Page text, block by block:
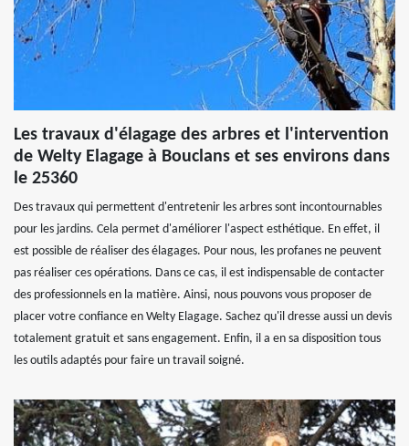
Les travaux d'élagage des arbres et l'intervention
de Welty Elagage à Bouclans et ses environs dans
le 25360
Des travaux qui permettent d'entretenir les arbres sont incontournables
pour les jardins. Cela permet d'améliorer l'aspect esthétique. En effet, il
est possible de réaliser des élagages. Pour nous, les profanes ne peuvent
pas réaliser ces opérations. Dans ce cas, il est indispensable de contacter
des professionnels en la matière. Ainsi, nous pouvons vous proposer de
placer votre confiance en Welty Elagage. Sachez qu'il dresse aussi un devis
totalement gratuit et sans engagement. Enfin, il a en sa disposition tous
les outils adaptés pour faire un travail soigné.